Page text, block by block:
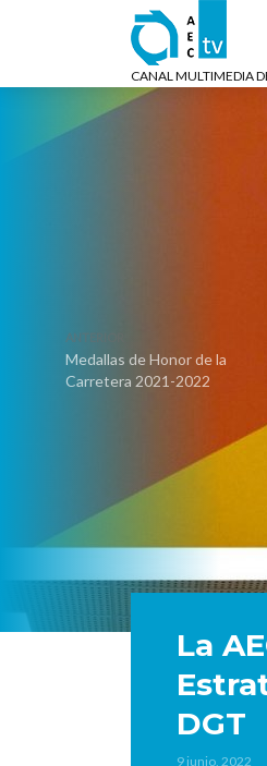
CANAL MULTIMEDIA
ANTERIOR
Medallas de Honor de la
Carretera 2021-2022
La
DGT
9 junio, 2022